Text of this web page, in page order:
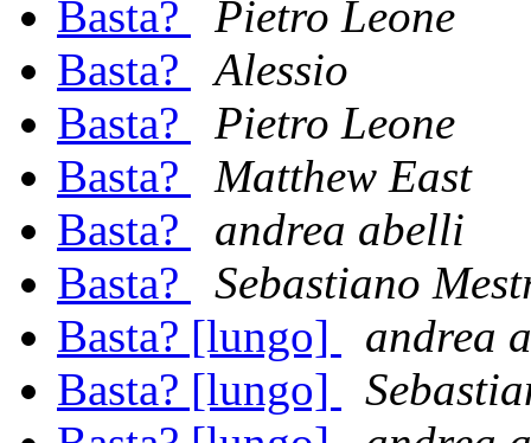
Basta?
Pietro Leone
Basta?
Alessio
Basta?
Pietro Leone
Basta?
Matthew East
Basta?
andrea abelli
Basta?
Sebastiano
Basta? [lungo]
andrea
Basta? [lungo]